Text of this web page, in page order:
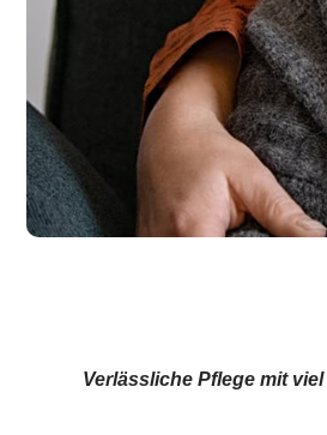
Verlässliche Pflege mit